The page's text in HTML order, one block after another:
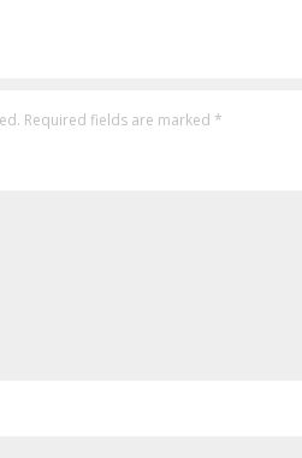
Required fields are marked *